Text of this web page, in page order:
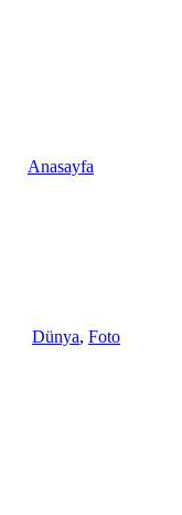
Anasayfa
Dünya, Foto